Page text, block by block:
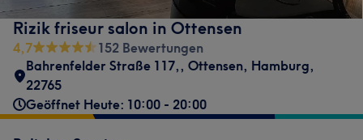
Rizik friseur salon in Ottensen
4,7
152 Bewertungen
Bahrenfelder Straße 117,, Ottensen, Hamburg,
22765
Geöffnet Heute: 10:00 - 20:00